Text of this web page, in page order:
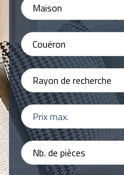
Maison
Couëron
Rayon de recherche
Nb. de pièces